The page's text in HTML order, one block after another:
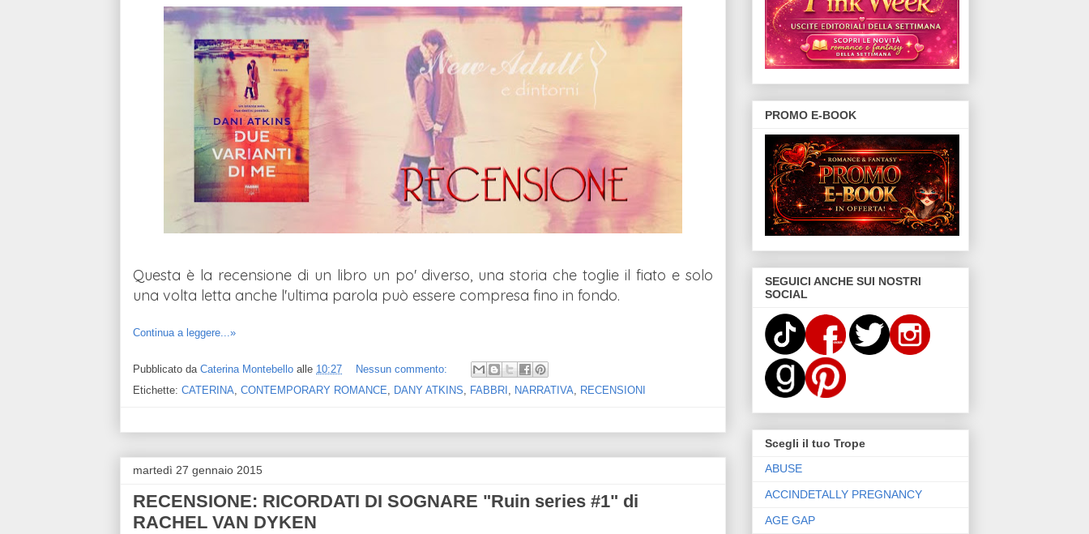
Questa è la recensione di un libro un po' diverso, una storia che toglie il fiato e solo
una volta letta anche l'ultima parola può essere compresa fino in fondo.
Continua a leggere...»
Pubblicato da Caterina Montebello alle 10:27
Nessun commento:
Etichette: CATERINA, CONTEMPORARY ROMANCE, DANY ATKINS, FABBRI , NARRATIVA, RECENSIONI
martedì 27 gennaio 2015
RECENSIONE: RICORDATI DI SOGNARE "Ruin series #1" di
RACHEL VAN DYKEN
PROMO E-BOOK
SEGUICI ANCHE SUI NOSTRI
SOCIAL
Scegli il tuo Trope
ABUSE
ACCINDETALLY PREGNANCY
AGE GAP